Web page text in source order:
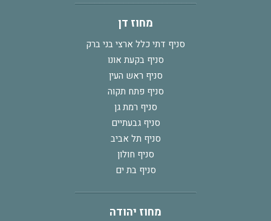
מחוז דן
סניף דתי כלל ארצי בני ברק
סניף בקעת אונו
סניף ראש העין
סניף פתח תקוה
סניף רמת גן
סניף גבעתיים
סניף תל אביב
סניף חולון
סניף בת ים
מחוז יהודה